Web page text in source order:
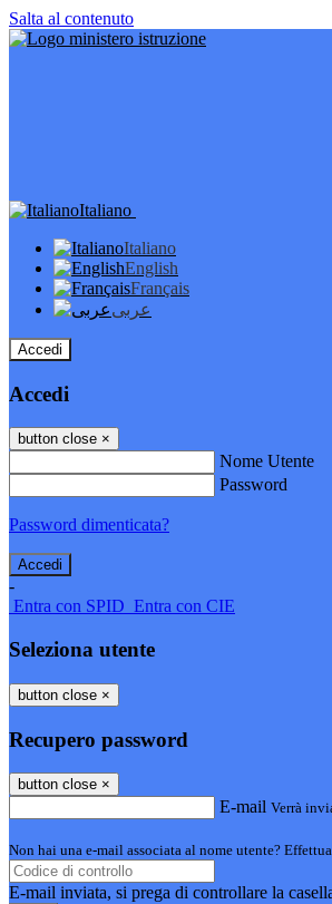
Salta al contenuto
Italiano
Italiano
English
Français
عربى
Accedi
Accedi
button close ×
Nome Utente
Password
Password dimenticata?
-
Entra con SPID Entra con CIE
Seleziona utente
button close ×
Recupero password
button close ×
E-mail Verrà
Non hai una e-mail associata al nome utente?
E-mail inviata, si prega di controllare la